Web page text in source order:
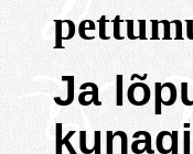
Ja